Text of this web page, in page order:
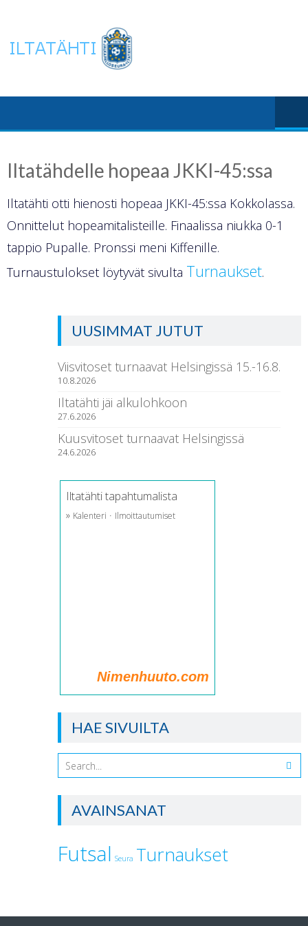
content
Iltatähdelle hopeaa JKKI-45:ssa
Iltatähti otti hienosti hopeaa JKKI-45:ssa Kokkolassa.
Onnittelut hopeamitalisteille. Finaalissa niukka 0-1
tappio Pupalle. Pronssi meni Kiffenille.
Turnaustulokset löytyvät sivulta Turnaukset.
UUSIMMAT JUTUT
Viisvitoset turnaavat Helsingissä 15.-16.8.
10.8.2026
Iltatähti jäi alkulohkoon
27.6.2026
Kuusvitoset turnaavat Helsingissä
24.6.2026
Iltatähti tapahtumalista
» Kalenteri · Ilmoittautumiset
Nimenhuuto.com
HAE SIVUILTA
AVAINSANAT
Futsal Seura Turnaukset